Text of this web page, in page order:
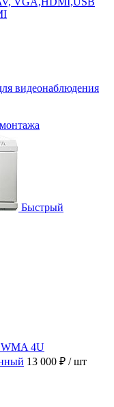
видеонаблюдения
Быстрый
4U
13 000 ₽ / шт